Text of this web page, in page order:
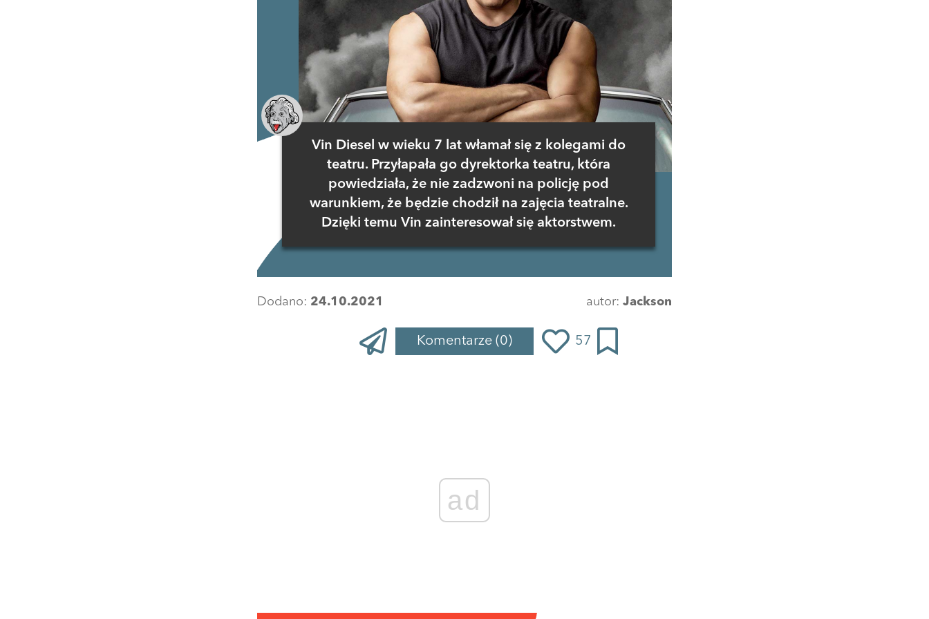
Vin Diesel w wieku 7 lat włamał się z kolegami do
teatru. Przyłapała go dyrektorka teatru, która
powiedziała, że nie zadzwoni na policję pod
warunkiem, że będzie chodził na zajęcia teatralne.
Dzięki temu Vin zainteresował się aktorstwem.
Dodano: 24.10.2021 autor: Jackson
Komentarze (0) 57
ad